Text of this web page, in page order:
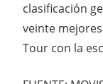
clasificación
veinte
Tour con la